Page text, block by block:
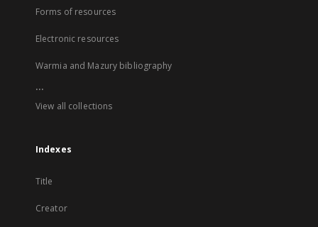
Forms of resources
Electronic resources
Warmia and Mazury bibliography
...
View all collections
Indexes
Title
Creator